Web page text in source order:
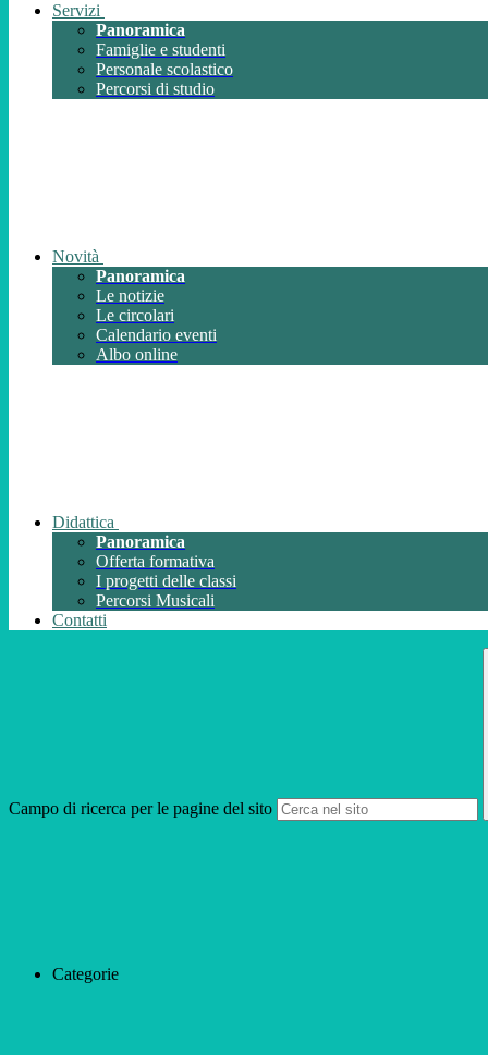
Servizi
Panoramica
Famiglie e studenti
Personale scolastico
Percorsi di studio
Novità
Panoramica
Le notizie
Le circolari
Calendario eventi
Albo online
Didattica
Panoramica
Offerta formativa
I progetti delle classi
Percorsi Musicali
Contatti
Campo di ricerca per le pagine del sito
Categorie